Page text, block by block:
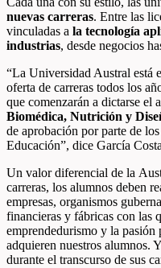
nuevas carreras. Entre las
vinculadas a la tecnología
industrias, desde negocios
“La Universidad Austral está
oferta de carreras todos los
que comenzarán a dictarse el
Biomédica, Nutrición y
de aprobación por parte de
Educación”, dice García
Un valor diferencial de la
carreras, los alumnos deben
empresas, organismos
financieras y fábricas con las
emprendedurismo y la
adquieren nuestros alumnos.
durante el transcurso de sus